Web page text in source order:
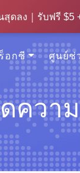
รับ 500MB ทร
ดลง｜รับฟรี $5
อกซี ศูนย์ช่
ควา